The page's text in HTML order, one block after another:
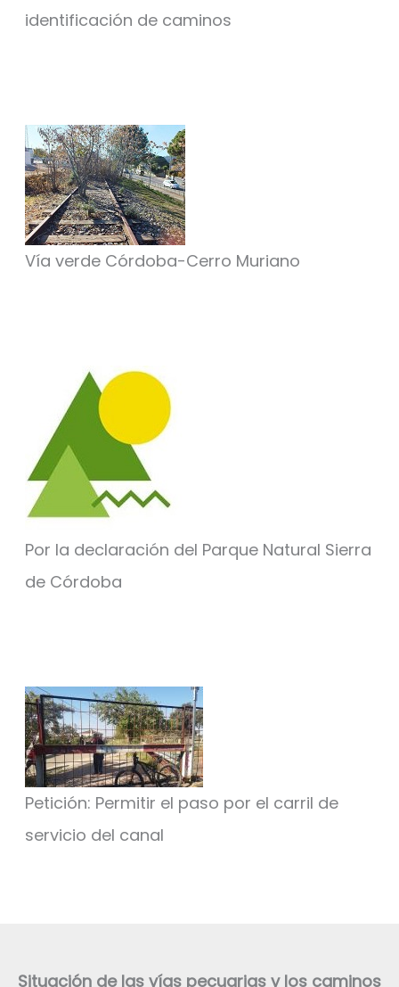
identificación de caminos
Vía verde Córdoba-Cerro Muriano
Por la declaración del Parque Natural Sierra
de Córdoba
Petición: Permitir el paso por el carril de
servicio del canal
Situación de las vías pecuarias y los caminos